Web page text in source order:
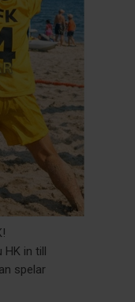
HK in till
spelar